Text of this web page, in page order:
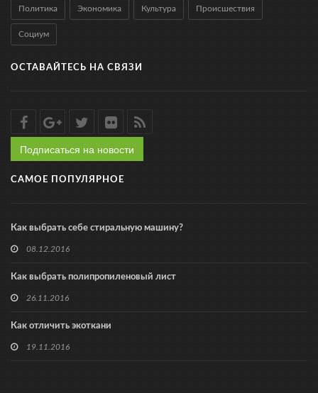
Политика Экономика Культура Происшествия
Социум
ОСТАВАЙТЕСЬ НА СВЯЗИ
Подписаться на новости
САМОЕ ПОПУЛЯРНОЕ
Как выбрать себе стиральную машину?
08.12.2016
Как выбрать полипропиленовый лист
26.11.2016
Как отличить экоткани
19.11.2016